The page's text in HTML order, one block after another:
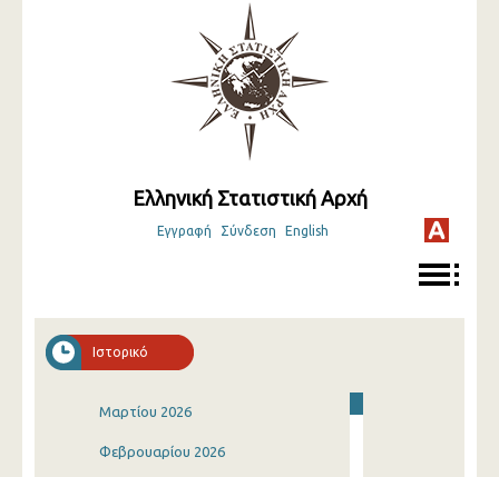
Ελληνική Στατιστική Αρχή
Εγγραφή Σύνδεση English
Ιστορικό
Μαρτίου 2026
Φεβρουαρίου 2026